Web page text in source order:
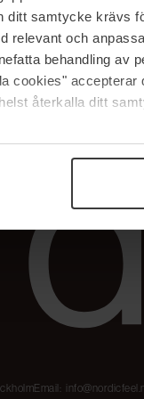
ditt samtycke krävs
relevant och
behandling av
cookies"
återkalla ditt
The
Jobb
Email: